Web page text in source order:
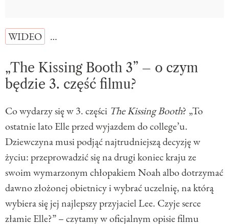
WIDEO …
„The Kissing Booth 3” – o czym
będzie 3. część filmu?
Co wydarzy się w 3. części The Kissing Booth? „To
ostatnie lato Elle przed wyjazdem do college’u.
Dziewczyna musi podjąć najtrudniejszą decyzję w
życiu: przeprowadzić się na drugi koniec kraju ze
swoim wymarzonym chłopakiem Noah albo dotrzymać
dawno złożonej obietnicy i wybrać uczelnię, na którą
wybiera się jej najlepszy przyjaciel Lee. Czyje serce
złamie Elle?” – czytamy w oficjalnym opisie filmu